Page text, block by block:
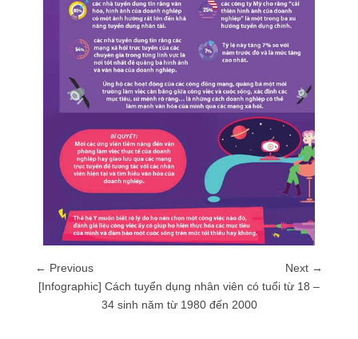
← Previous
Next →
[Infographic] Cách tuyển dụng nhân viên có tuổi từ 18 –
34 sinh năm từ 1980 đến 2000